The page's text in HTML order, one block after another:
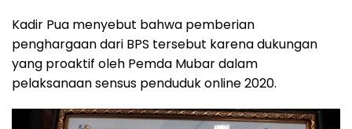
Kadir Pua menyebut bahwa pemberian
penghargaan dari BPS tersebut karena dukungan
yang proaktif oleh Pemda Mubar dalam
pelaksanaan sensus penduduk online 2020.